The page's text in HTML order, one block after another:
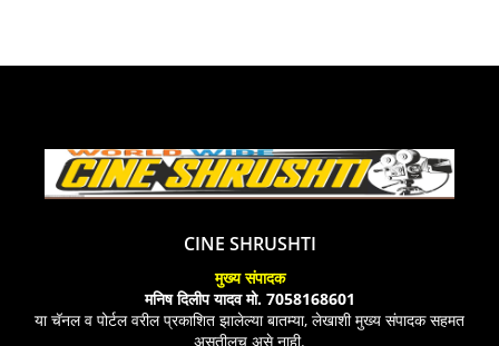
CINE SHRUSHTI
मुख्य संपादक
मनिष दिलीप यादव मो. 7058168601
या चॅनल व पोर्टल वरील प्रकाशित झालेल्या बातम्या, लेखाशी मुख्य संपादक सहमत
असतीलच असे नाही.